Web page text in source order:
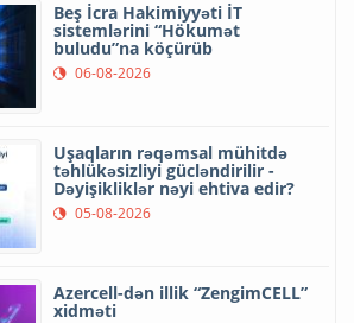
Beş İcra Hakimiyyəti İT
sistemlərini “Hökumət
buludu”na köçürüb
06-08-2026
Uşaqların rəqəmsal mühitdə
təhlükəsizliyi gücləndirilir -
Dəyişikliklər nəyi ehtiva edir?
05-08-2026
Azercell-dən illik “ZengimCELL”
xidməti